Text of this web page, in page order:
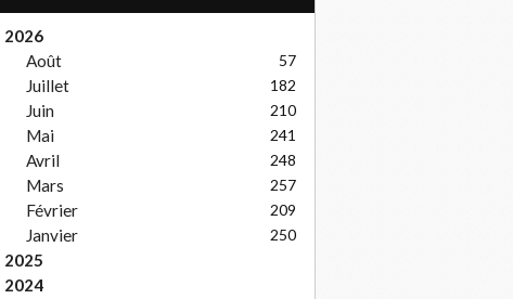
2026
Août
57
Juillet 182
Juin 210
Mai 241
Avril 248
Mars 257
Février 209
Janvier 250
2025
2024